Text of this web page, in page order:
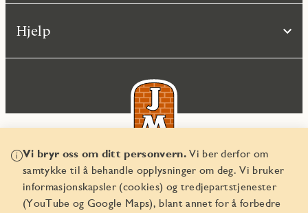
Vi bryr oss om ditt personvern.Vi ber derfor om
samtykke til å behandle opplysninger om deg. Vi bruker
informasjonskapsler (cookies) og tredjepartstjenester
(YouTube og Google Maps), blant annet for å forbedre
Hjelp
© JM Norge AS 2026
Organisasjonsnummer 829 350 122